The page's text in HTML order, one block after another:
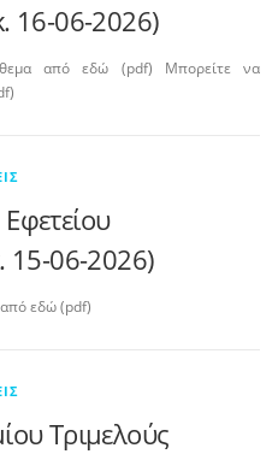
16-06-2026)
από εδώ (pdf) Μπορείτε να
15-06-2026)
εδώ (pdf)
Τριμελούς